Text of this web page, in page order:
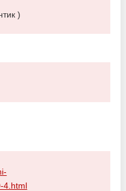
)
4.html